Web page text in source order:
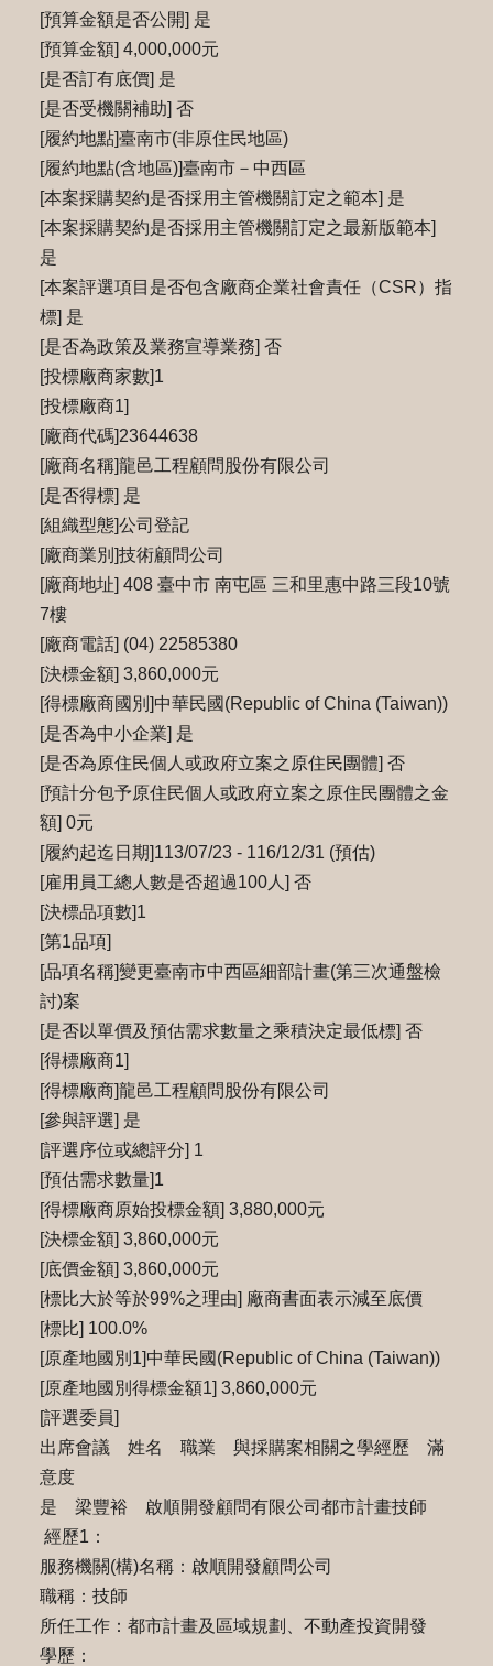
[預算金額是否公開] 是
[預算金額] 4,000,000元
[是否訂有底價] 是
[是否受機關補助] 否
[履約地點]臺南市(非原住民地區)
[履約地點(含地區)]臺南市－中西區
[本案採購契約是否採用主管機關訂定之範本] 是
[本案採購契約是否採用主管機關訂定之最新版範本]
是
[本案評選項目是否包含廠商企業社會責任（CSR）指
標] 是
[是否為政策及業務宣導業務] 否
[投標廠商家數]1
[投標廠商1]
[廠商代碼]23644638
[廠商名稱]龍邑工程顧問股份有限公司
[是否得標] 是
[組織型態]公司登記
[廠商業別]技術顧問公司
[廠商地址] 408 臺中市 南屯區 三和里惠中路三段10號
7樓
[廠商電話] (04) 22585380
[決標金額] 3,860,000元
[得標廠商國別]中華民國(Republic of China (Taiwan))
[是否為中小企業] 是
[是否為原住民個人或政府立案之原住民團體] 否
[預計分包予原住民個人或政府立案之原住民團體之金
額] 0元
[履約起迄日期]113/07/23 - 116/12/31 (預估)
[雇用員工總人數是否超過100人] 否
[決標品項數]1
[第1品項]
[品項名稱]變更臺南市中西區細部計畫(第三次通盤檢
討)案
[是否以單價及預估需求數量之乘積決定最低標] 否
[得標廠商1]
[得標廠商]龍邑工程顧問股份有限公司
[參與評選] 是
[評選序位或總評分] 1
[預估需求數量]1
[得標廠商原始投標金額] 3,880,000元
[決標金額] 3,860,000元
[底價金額] 3,860,000元
[標比大於等於99%之理由] 廠商書面表示減至底價
[標比] 100.0%
[原產地國別1]中華民國(Republic of China (Taiwan))
[原產地國別得標金額1] 3,860,000元
[評選委員]
出席會議 姓名 職業 與採購案相關之學經歷 滿
意度
是 梁豐裕 啟順開發顧問有限公司都市計畫技師
經歷1：
服務機關(構)名稱：啟順開發顧問公司
職稱：技師
所任工作：都市計畫及區域規劃、不動產投資開發
學歷：